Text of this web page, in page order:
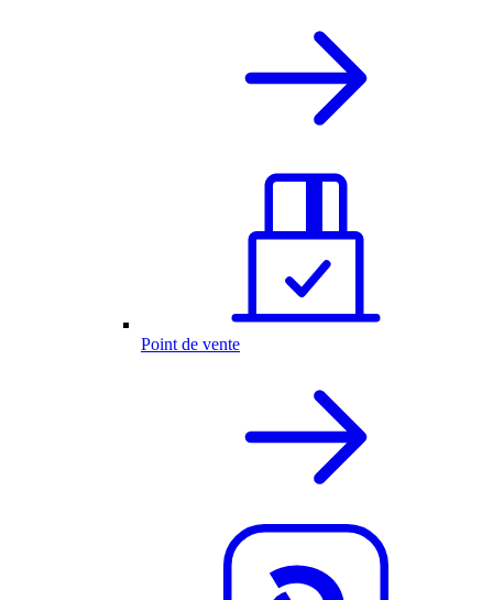
Point de vente